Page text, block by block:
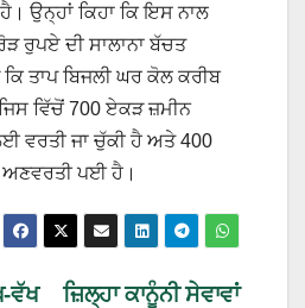
ਉਨ੍ਹਾਂ ਕਿਹਾ ਕਿ ਇਸ ਨਾਲ
ਰੁਪਏ ਦੀ ਸਾਲਾਨਾ ਬੱਚਤ
ਤਾਪ ਬਿਜਲੀ ਘਰ ਕੋਲ ਕਰੀਬ
ਵਿੱਚੋਂ 700 ਏਕੜ ਜ਼ਮੀਨ
ਵਰਤੀ ਜਾ ਚੁੱਕੀ ਹੈ ਅਤੇ 400
ਪਈ ਹੈ।
ਜ਼ਿਲ੍ਹਾ ਕਾਨੂੰਨੀ ਸੇਵਾਵਾਂ
ਵੱਖ